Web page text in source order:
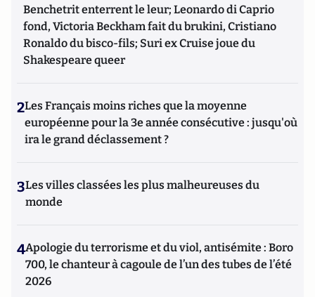
Benchetrit enterrent le leur; Leonardo di Caprio
fond, Victoria Beckham fait du brukini, Cristiano
Ronaldo du bisco-fils; Suri ex Cruise joue du
Shakespeare queer
2Les Français moins riches que la moyenne
européenne pour la 3e année consécutive : jusqu'où
ira le grand déclassement ?
3Les villes classées les plus malheureuses du
monde
4Apologie du terrorisme et du viol, antisémite : Boro
700, le chanteur à cagoule de l’un des tubes de l’été
2026